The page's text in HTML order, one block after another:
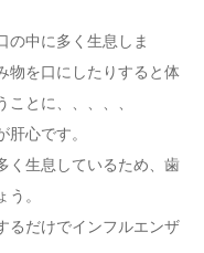
の中に多く生息しま
を口にしたりすると体
うことに、、、、、
心です。
く生息しているため、歯
。
るだけでインフルエンザ